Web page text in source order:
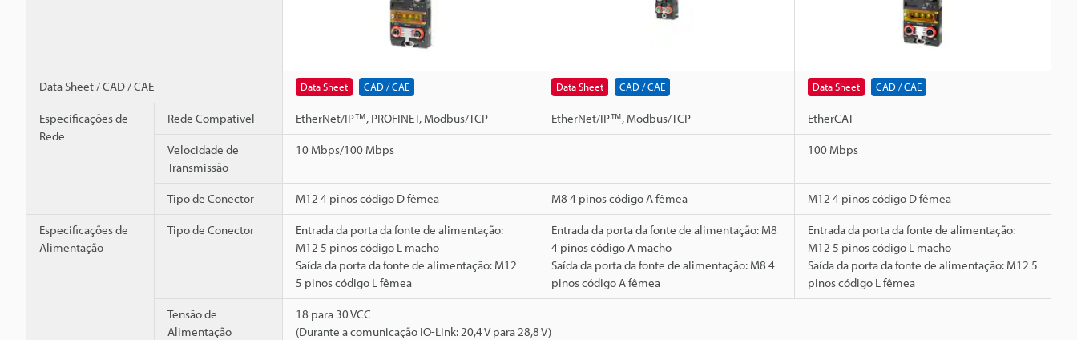
Data Sheet / CAD / CAE Data Sheet CAD / CAE Data Sheet CAD / CAE Data Sheet CAD / CAE
Especificações de
Rede
Rede Compatível EtherNet/IP™, PROFINET, Modbus/TCP EtherNet/IP™, Modbus/TCP EtherCAT
Velocidade de
Transmissão
10 Mbps/100 Mbps 100 Mbps
Tipo de Conector M12 4 pinos código D fêmea M8 4 pinos código A fêmea M12 4 pinos código D fêmea
Especificações de
Alimentação
Tipo de Conector
Entrada da porta da fonte de alimentação:
M12 5 pinos código L macho
Saída da porta da fonte de alimentação: M12
5 pinos código L fêmea
Entrada da porta da fonte de alimentação: M8
4 pinos código A macho
Saída da porta da fonte de alimentação: M8 4
pinos código A fêmea
Entrada da porta da fonte de alimentação:
M12 5 pinos código L macho
Saída da porta da fonte de alimentação: M12 5
pinos código L fêmea
Tensão de
Alimentação
18 para 30 VCC
(Durante a comunicação IO-Link: 20,4 V para 28,8 V)